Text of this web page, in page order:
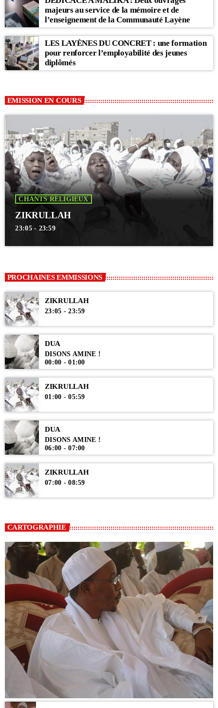
majeurs au service de la mémoire et de
l’enseignement de la Communauté Layène
LES LAYÈNES DU CONCRET : une formation
pour renforcer l’employabilité des jeunes
diplômés
EMISSION EN COURS
CHANTS RELIGIEUX
ZIKRULLAH
23:05 - 23:59
PROCHAINES EMMISSIONS
ZIKRULLAH
23:05 - 23:59
DUA
DISONS AMINE !
00:00 - 01:00
ZIKRULLAH
01:00 - 05:59
DUA
DISONS AMINE !
06:00 - 07:00
ZIKRULLAH
07:00 - 08:59
CARTOGRAPHIE